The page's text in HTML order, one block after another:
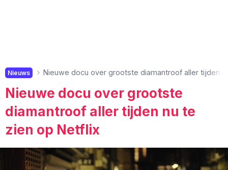
Nieuws Nieuwe docu over grootste diamantroof aller tijden
Nieuwe docu over grootste
diamantroof aller tijden nu te
zien op Netflix